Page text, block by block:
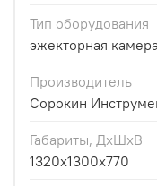
Тип оборудования
эжекторная камера
Производитель
Сорокин
Габариты, ДхШхВ
1320x1300x770